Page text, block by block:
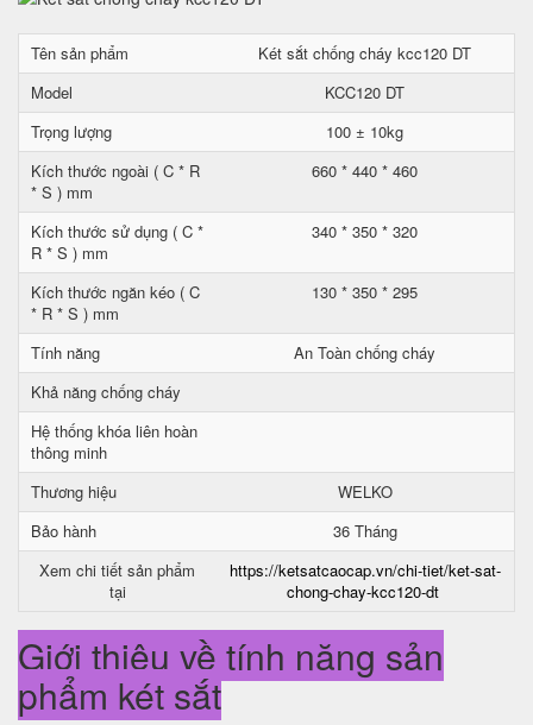
Tên sản phẩm
Két sắt chống cháy kcc120 DT
Model
KCC120 DT
Trọng lượng
100 ± 10kg
Kích thước ngoài ( C * R
* S ) mm
660 * 440 * 460
Kích thước sử dụng ( C *
R * S ) mm
340 * 350 * 320
Kích thước ngăn kéo ( C
* R * S ) mm
130 * 350 * 295
Tính năng
An Toàn chống cháy
Khả năng chống cháy
Hệ thống khóa liên hoàn
thông minh
Thương hiệu
WELKO
Bảo hành
36 Tháng
Xem chi tiết sản phẩm
tại
https://ketsatcaocap.vn/chi-tiet/ket-sat-
chong-chay-kcc120-dt
Giới thiệu về tính năng sản
phẩm két sắt